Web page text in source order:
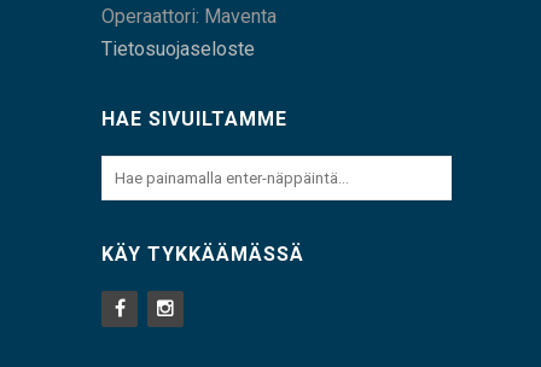
Operaattori: Maventa
Tietosuojaseloste
HAE SIVUILTAMME
KÄY TYKKÄÄMÄSSÄ